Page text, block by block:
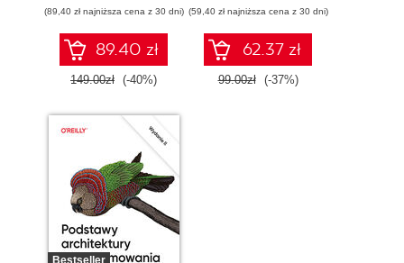
(89,40 zł najniższa cena z 30 dni)
89.40 zł
149.00zł (-40%)
(59,40 zł najniższa cena z 30 dni)
62.37 zł
99.00zł (-37%)
Bestseller